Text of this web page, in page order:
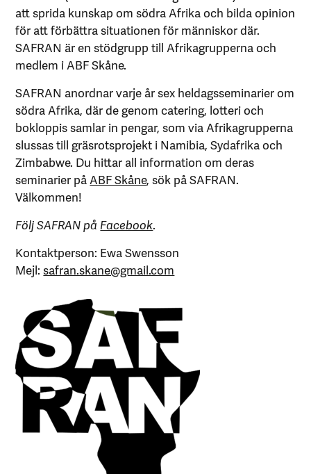
att sprida kunskap om södra Afrika och bilda opinion
för att förbättra situationen för människor där.
SAFRAN är en stödgrupp till Afrikagrupperna och
medlem i ABF Skåne.
SAFRAN anordnar varje år sex heldagsseminarier om
södra Afrika, där de genom catering, lotteri och
bokloppis samlar in pengar, som via Afrikagrupperna
slussas till gräsrotsprojekt i Namibia, Sydafrika och
Zimbabwe. Du hittar all information om deras
seminarier påABF Skåne, sök på SAFRAN.
Välkommen!
Följ SAFRAN på Facebook.
Kontaktperson: Ewa Swensson
Mejl:safran.skane@gmail.com